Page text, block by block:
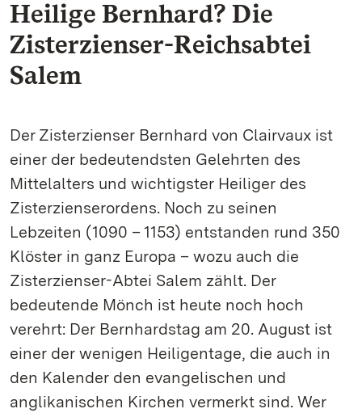
Heilige Bernhard? Die
Zisterzienser-Reichsabtei
Salem
Der Zisterzienser Bernhard von Clairvaux ist
einer der bedeutendsten Gelehrten des
Mittelalters und wichtigster Heiliger des
Zisterzienserordens. Noch zu seinen
Lebzeiten (1090 – 1153) entstanden rund 350
Klöster in ganz Europa – wozu auch die
Zisterzienser-Abtei Salem zählt. Der
bedeutende Mönch ist heute noch hoch
verehrt: Der Bernhardstag am 20. August ist
einer der wenigen Heiligentage, die auch in
den Kalender den evangelischen und
anglikanischen Kirchen vermerkt sind. Wer